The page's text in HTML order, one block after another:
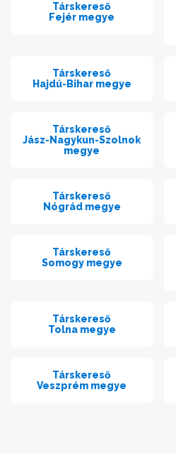
Társkereső
Fejér megye
Társkereső
Hajdú-Bihar megye
Társkereső
Jász-Nagykun-Szolnok
megye
Társkereső
Nógrád megye
Társkereső
Somogy megye
Társkereső
Tolna megye
Társkereső
Veszprém megye